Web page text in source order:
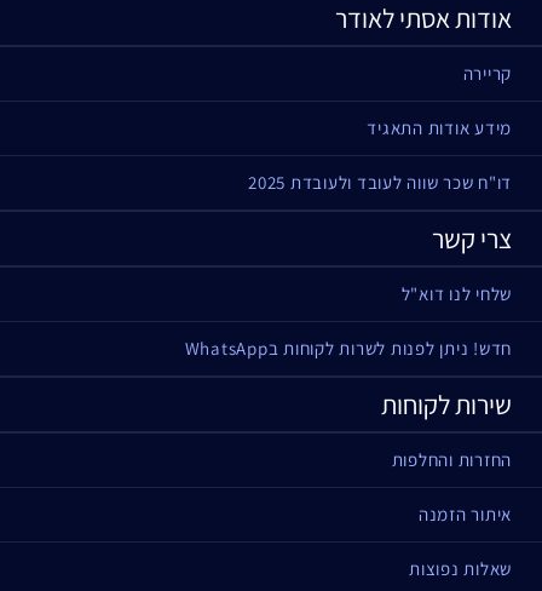
אודות אסתי לאודר
קריירה
מידע אודות התאגיד
דו"ח שכר שווה לעובד ולעובדת 2025
צרי קשר
שלחי לנו דוא"ל
חדש! ניתן לפנות לשרות לקוחות בWhatsApp
שירות לקוחות
החזרות והחלפות
איתור הזמנה
שאלות נפוצות